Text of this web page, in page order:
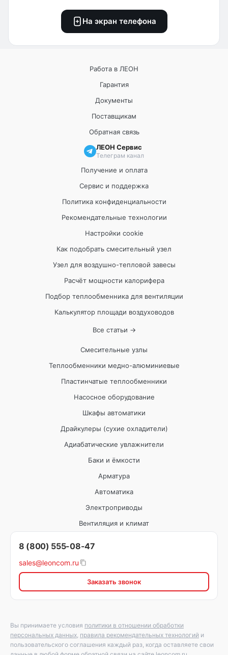
На экран телефона
Работа в ЛЕОН
Гарантия
Документы
Поставщикам
Обратная связь
ЛЕОН Сервис
Телеграм канал
Получение и оплата
Сервис и поддержка
Политика конфиденциальности
Рекомендательные технологии
Настройки cookie
Как подобрать смесительный узел
Узел для воздушно-тепловой завесы
Расчёт мощности калорифера
Подбор теплообменника для вентиляции
Калькулятор площади воздуховодов
Все статьи →
Смесительные узлы
Теплообменники медно-алюминиевые
Пластинчатые теплообменники
Насосное оборудование
Шкафы автоматики
Драйкулеры (сухие охладители)
Адиабатические увлажнители
Баки и ёмкости
Арматура
Автоматика
Электроприводы
Вентиляция и климат
8 (800) 555-08-47
sales@leoncom.ru
Заказать звонок
Вы принимаете условия политики в отношении обработки
персональных данных, правила рекомендательных технологий и
пользовательского соглашения каждый раз, когда оставляете свои